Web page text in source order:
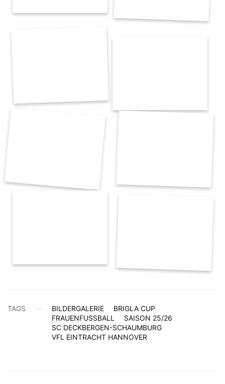
TAGS BILDERGALERIE
BRIGLA CUP
FRAUENFUSSBALL
SAISON 25/26
SC DECKBERGEN-SCHAUMBURG
VFL EINTRACHT HANNOVER